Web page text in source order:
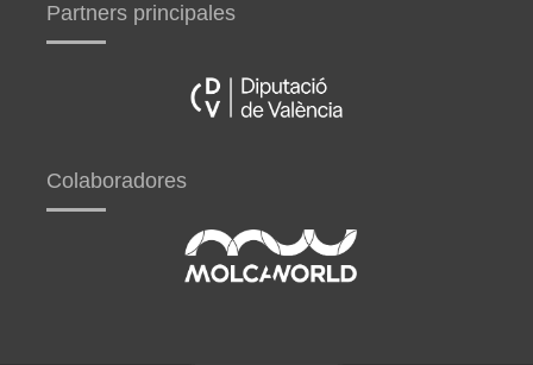
Partners principales
Colaboradores